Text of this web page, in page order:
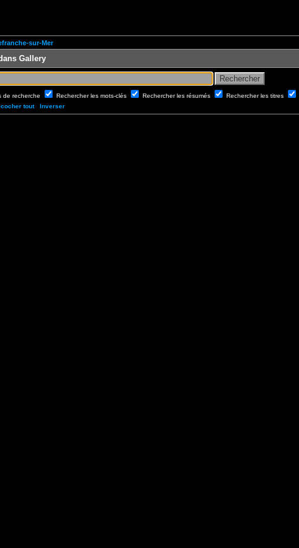
sur-Mer
Gallery
de recherche Rechercher les mots-clés Rechercher les résumés Rechercher les titres
tout Inverser